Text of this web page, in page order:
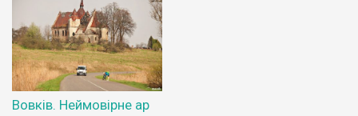
Вовків. Неймовірне ар